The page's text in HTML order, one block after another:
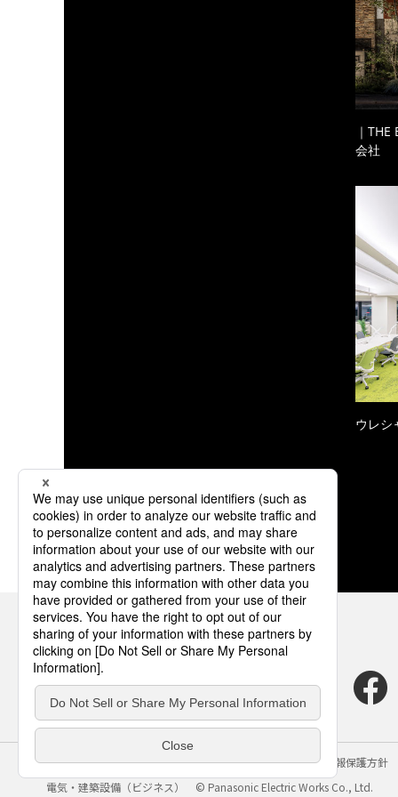
｜
会社
ウレシ
サイトのご利用にあたって クッキーポリシー
個人情報保護方針
電気・建築設備（ビジネス）
© Panasonic Electric Works Co., Ltd.